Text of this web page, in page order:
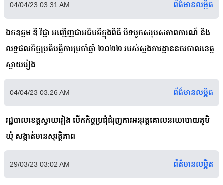
04/04/23 03:31 AM ព័ត៌មានលម្អិត
ឯកឧត្តម ឌី វិជ្ជា អញ្ជើញជាអធិបតីក្នុងពិធី បិទបូកសរុបសភាពការណ៍ និង
លទ្ធផលកិច្ចប្រតិបត្តិការប្រចាំឆ្នាំ ២០២២ របស់ស្នងការដ្ឋាននគរបាលខេត្ត
ស្វាយរៀង
04/04/23 03:26 AM ព័ត៌មានលម្អិត
រដ្ឋបាលខេត្តស្វាយរៀង បើកកិច្ចប្រជុំជំរុញការអនុវត្តគោលនយោបាយភូមិ
ឃុំ សង្កាត់មានសុវត្ថិភាព
29/03/23 03:02 AM ព័ត៌មានលម្អិត